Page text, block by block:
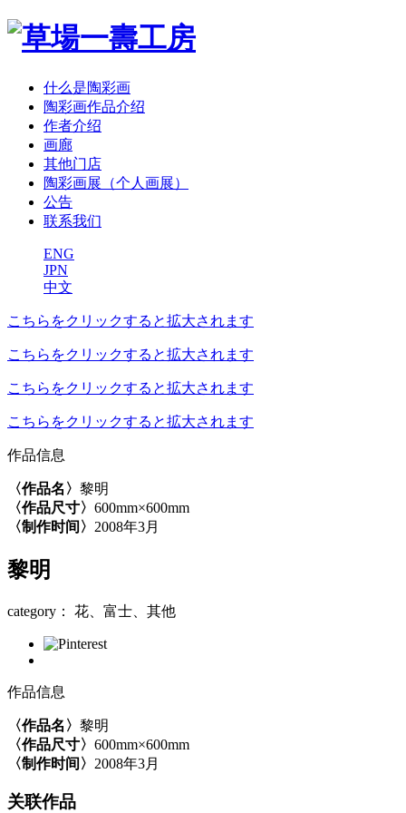
什么是陶彩画
陶彩画作品介绍
作者介绍
画廊
其他门店
陶彩画展（个人画展）
公告
联系我们
ENG
JPN
中文
こちらをクリックすると拡大されます
こちらをクリックすると拡大されます
こちらをクリックすると拡大されます
こちらをクリックすると拡大されます
作品信息
〈作品名〉 黎明
〈作品尺寸〉 600mm×600mm
〈制作时间〉 2008年3月
黎明
category： 花、富士、其他
作品信息
〈作品名〉 黎明
〈作品尺寸〉 600mm×600mm
〈制作时间〉 2008年3月
关联作品